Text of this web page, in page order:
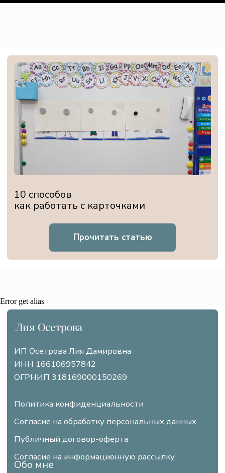
Error get alias
ИП Осетрова Лия Дамировна
ИНН 166106957842
ОГРНИП 318169000150269
Курсы
Авторские материалы
Политика конфиденциальности
Публичный договор-оферта
Обо мне
Школа Red Apple
Согласие на обработку персональных данных
Согласие на информационную рассылку